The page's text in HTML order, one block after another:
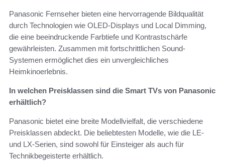
Panasonic Fernseher bieten eine hervorragende Bildqualität
durch Technologien wie OLED-Displays und Local Dimming,
die eine beeindruckende Farbtiefe und Kontrastschärfe
gewährleisten. Zusammen mit fortschrittlichen Sound-
Systemen ermöglichet dies ein unvergleichliches
Heimkinoerlebnis.
In welchen Preisklassen sind die Smart TVs von Panasonic
erhältlich?
Panasonic bietet eine breite Modellvielfalt, die verschiedene
Preisklassen abdeckt. Die beliebtesten Modelle, wie die LE-
und LX-Serien, sind sowohl für Einsteiger als auch für
Technikbegeisterte erhältlich.